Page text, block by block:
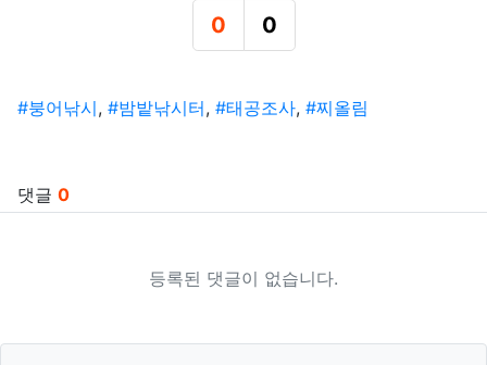
0
추천
0
비추천
태그
#붕어낚시, #밤밭낚시터, #태공조사, #찌올림
댓글 0
등록된 댓글이 없습니다.